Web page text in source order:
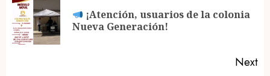
navigation¡Atención, usuarios de la colonia
Nueva Generación!
Next